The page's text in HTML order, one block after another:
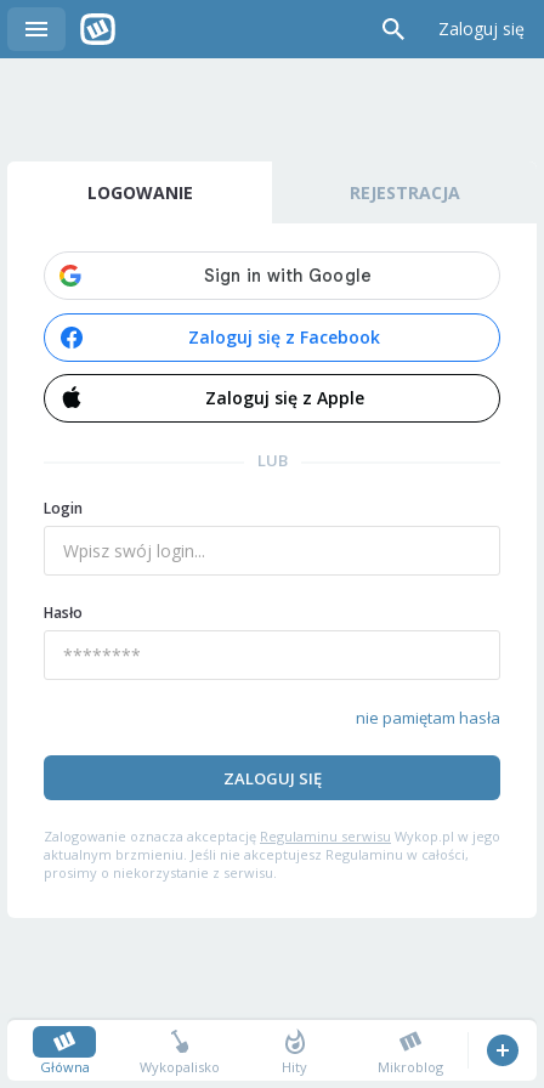
Zaloguj się
LOGOWANIE REJESTRACJA
Zaloguj się z Facebook
Zaloguj się z Apple
LUB
Login
Hasło
nie pamiętam hasła
ZALOGUJ SIĘ
Zalogowanie oznacza akceptację Regulaminu serwisu Wykop.pl w jego
aktualnym brzmieniu. Jeśli nie akceptujesz Regulaminu w całości,
prosimy o niekorzystanie z serwisu.
Główna Wykopalisko Hity Mikroblog